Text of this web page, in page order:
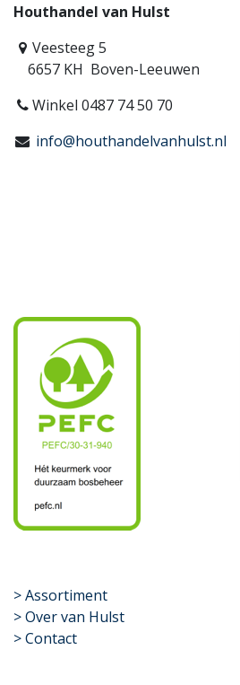
Houthandel van Hulst
Veesteeg 5
6657 KH Boven-Leeuwen
Winkel 0487 74 50 70
info@houthandelvanhulst.nl
​>Assortiment
> Over van Hulst
> Contact